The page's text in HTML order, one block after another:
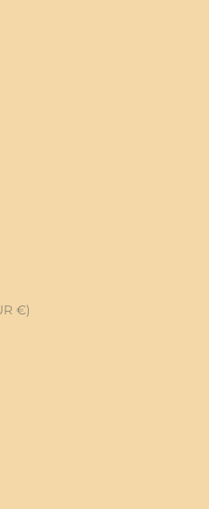
Caribe neerlandés (EUR €)